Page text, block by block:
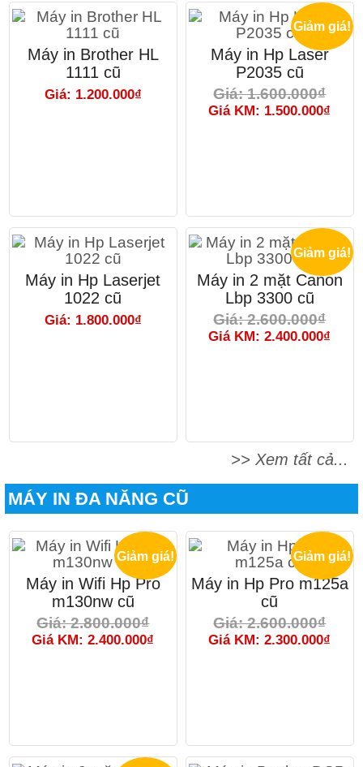
Máy in Brother HL
1111 cũ
Giá: 1.200.000₫
Giảm giá!
Máy in Hp Laser
P2035 cũ
Giá: 1.600.000₫
Giá KM: 1.500.000₫
Máy in Hp Laserjet
1022 cũ
Giá: 1.800.000₫
Giảm giá!
Máy in 2 mặt Canon
Lbp 3300 cũ
Giá: 2.600.000₫
Giá KM: 2.400.000₫
>> Xem tất cả...
MÁY IN ĐA NĂNG CŨ
Giảm giá!
Máy in Wifi Hp Pro
m130nw cũ
Giá: 2.800.000₫
Giá KM: 2.400.000₫
Giảm giá!
Máy in Hp Pro m125a
cũ
Giá: 2.600.000₫
Giá KM: 2.300.000₫